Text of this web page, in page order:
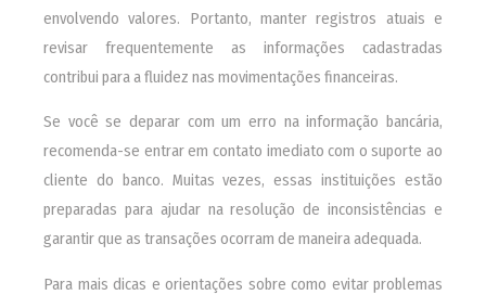
envolvendo valores. Portanto, manter registros atuais e
revisar frequentemente as informações cadastradas
contribui para a fluidez nas movimentações financeiras.
Se você se deparar com um erro na informação bancária,
recomenda-se entrar em contato imediato com o suporte ao
cliente do banco. Muitas vezes, essas instituições estão
preparadas para ajudar na resolução de inconsistências e
garantir que as transações ocorram de maneira adequada.
Para mais dicas e orientações sobre como evitar problemas